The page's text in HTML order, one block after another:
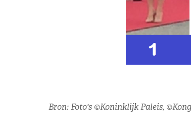
Bron: Foto's ©Koninklijk Paleis,